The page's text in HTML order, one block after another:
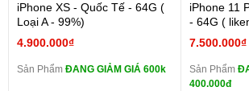
iPhone XS - Quốc Tế - 64G (
Loại A - 99%)
4.900.000₫
Sản Phẩm ĐANG GIẢM GIÁ 600k
iPhone 11
- 64G (
7.500.000₫
Sản Phẩm
400.000đ